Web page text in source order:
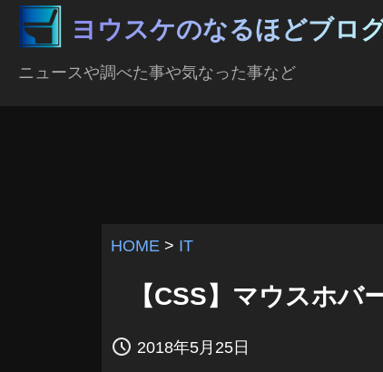
ヨウスケのなるほどブログ
ニュースや調べた事や気なった事など
HOME > IT
【CSS】マウスホ
2018年5月25日